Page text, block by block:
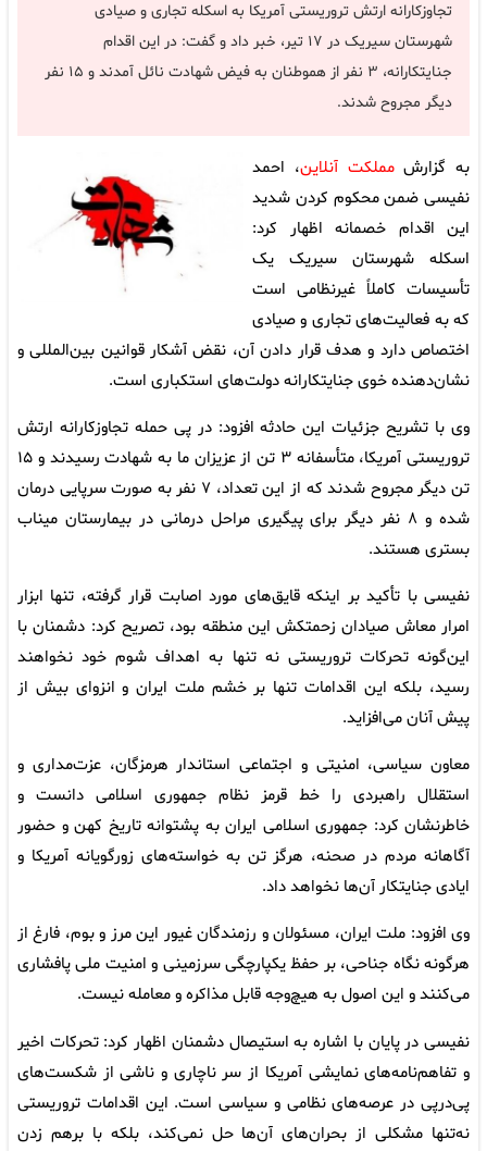
تجاوزکارانه ارتش تروریستی آمریکا به اسکله تجاری و صیادی
شهرستان سیریک در ۱۷ تیر، خبر داد و گفت: در این اقدام
جنایتکارانه، ۳ نفر از هموطنان به فیض شهادت نائل آمدند و ۱۵ نفر
دیگر مجروح شدند.
به گزارشمملکت آنلاین، احمد
نفیسی ضمن محکوم کردن شدید
این اقدام خصمانه اظهار کرد:
اسکله شهرستان سیریک یک
تأسیسات کاملاً غیرنظامی است
که به فعالیت‌های تجاری و صیادی
اختصاص دارد و هدف قرار دادن آن، نقض آشکار قوانین بین‌المللی و
نشان‌دهنده خوی جنایتکارانه دولت‌های استکباری است.
وی با تشریح جزئیات این حادثه افزود: در پی حمله تجاوزکارانه ارتش
تروریستی آمریکا، متأسفانه ۳ تن از عزیزان ما به شهادت رسیدند و ۱۵
تن دیگر مجروح شدند که از این تعداد، ۷ نفر به صورت سرپایی درمان
شده و ۸ نفر دیگر برای پیگیری مراحل درمانی در بیمارستان میناب
بستری هستند.
نفیسی با تأکید بر اینکه قایق‌های مورد اصابت قرار گرفته، تنها ابزار
امرار معاش صیادان زحمتکش این منطقه بود، تصریح کرد: دشمنان با
این‌گونه تحرکات تروریستی نه تنها به اهداف شوم خود نخواهند
رسید، بلکه این اقدامات تنها بر خشم ملت ایران و انزوای بیش از
پیش آنان می‌افزاید.
معاون سیاسی، امنیتی و اجتماعی استاندار هرمزگان، عزت‌مداری و
استقلال راهبردی را خط قرمز نظام جمهوری اسلامی دانست و
خاطرنشان کرد: جمهوری اسلامی ایران به پشتوانه تاریخ کهن و حضور
آگاهانه مردم در صحنه، هرگز تن به خواسته‌های زورگویانه آمریکا و
ایادی جنایتکار آن‌ها نخواهد داد.
وی افزود: ملت ایران، مسئولان و رزمندگان غیور این مرز و بوم، فارغ از
هرگونه نگاه جناحی، بر حفظ یکپارچگی سرزمینی و امنیت ملی پافشاری
می‌کنند و این اصول به هیچ‌وجه قابل مذاکره و معامله نیست.
نفیسی در پایان با اشاره به استیصال دشمنان اظهار کرد: تحرکات اخیر
و تفاهم‌نامه‌های نمایشی آمریکا از سر ناچاری و ناشی از شکست‌های
پی‌درپی در عرصه‌های نظامی و سیاسی است. این اقدامات تروریستی
نه‌تنها مشکلی از بحران‌های آن‌ها حل نمی‌کند، بلکه با برهم زدن